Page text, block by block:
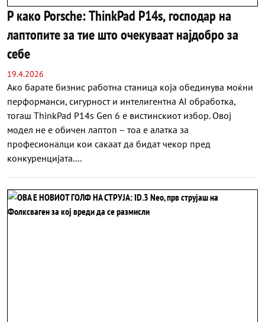
P како Porsche: ThinkPad P14s, господар на
лаптопите за тие што очекуваат најдобро за
себе
19.4.2026
Ако барате бизнис работна станица која обединува моќни
перформанси, сигурност и интелигентна AI обработка,
тогаш ThinkPad P14s Gen 6 е вистинскиот избор. Овој
модел не е обичен лаптоп – тоа е алатка за
професионалци кои сакаат да бидат чекор пред
конкуренцијата....